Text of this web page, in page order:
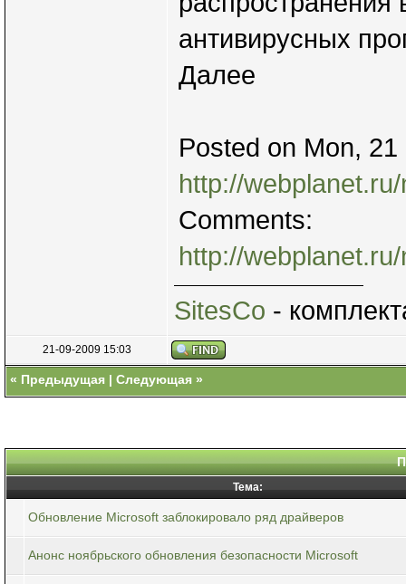
антивирусных
Далее
Posted on Mon,
http://
Comments:
http://
SitesCo -
21-09-2009 15:03
« Предыдущая | Следующая »
Тема:
Обновление Microsoft заблокировало ряд драйверов
Анонс ноябрьского обновления безопасности Microsoft